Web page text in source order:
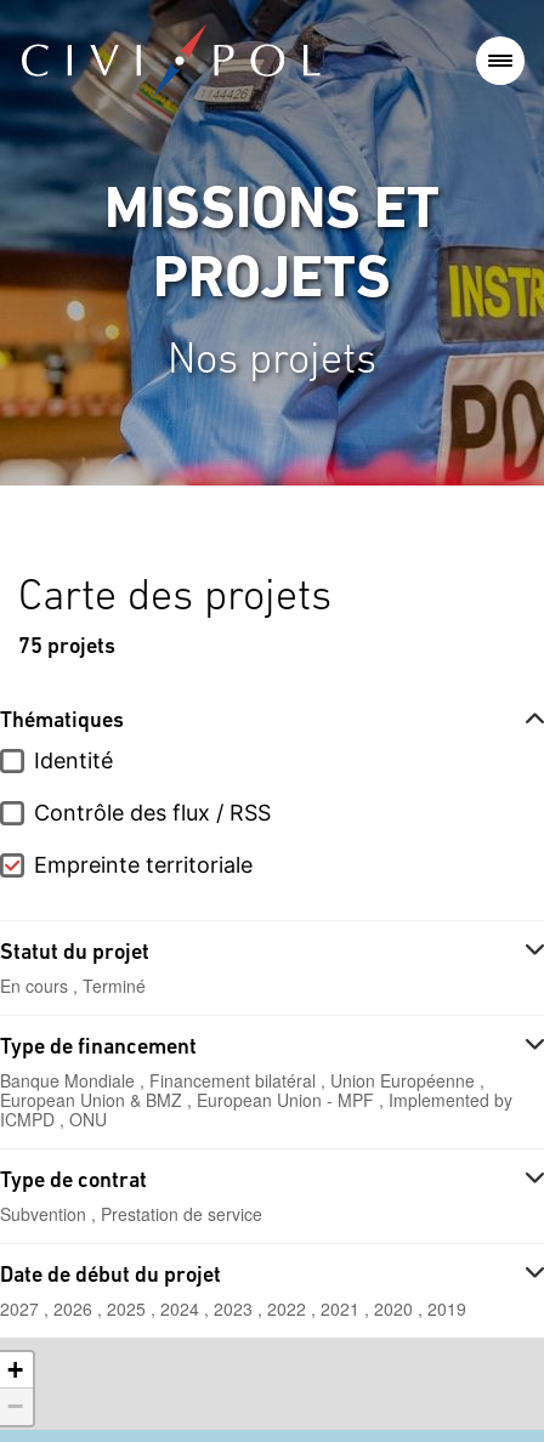
MISSIONS ET
PROJETS
Nos projets
Carte des projets
75 projets
+
−
Thématiques
Identité
Contrôle des flux / RSS
Empreinte territoriale
Statut du projet
En cours , Terminé
Type de financement
Banque Mondiale , Financement bilatéral , Union Européenne ,
European Union & BMZ , European Union - MPF , Implemented by
ICMPD , ONU
Type de contrat
Subvention , Prestation de service
Date de début du projet
2027 , 2026 , 2025 , 2024 , 2023 , 2022 , 2021 , 2020 , 2019